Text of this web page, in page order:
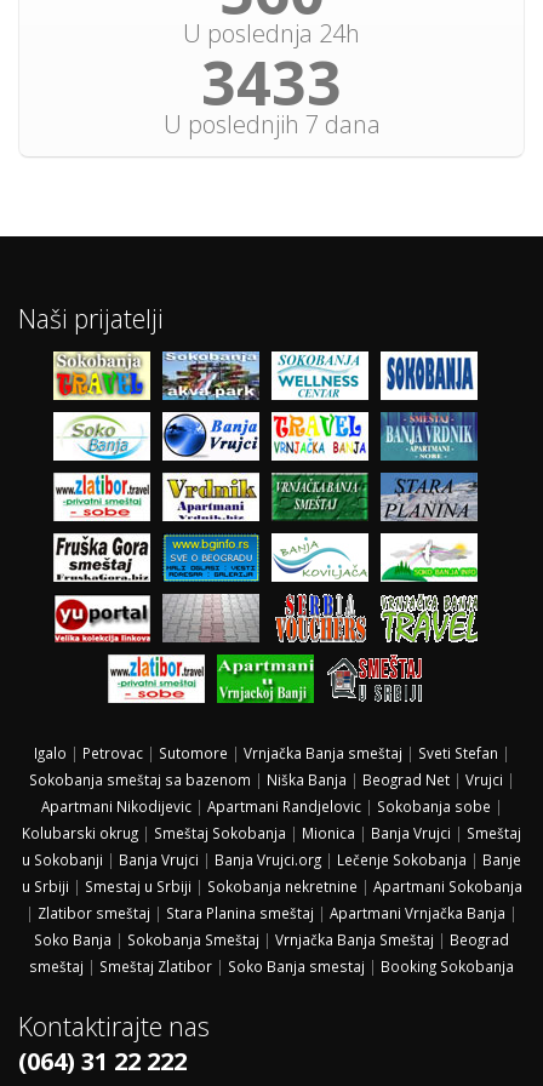
U poslednja 24h
3961
U poslednjih 7 dana
Naši prijatelji
Igalo | Petrovac| Sutomore | Vrnjačka Banja smeštaj | Sveti Stefan |
Sokobanja smeštaj sa bazenom | Niška Banja | Beograd Net| Vrujci |
Apartmani Nikodijevic| Apartmani Randjelovic| Sokobanja sobe |
Kolubarski okrug | Smeštaj Sokobanja | Mionica | Banja Vrujci | Smeštaj
u Sokobanji | Banja Vrujci | Banja Vrujci.org | Lečenje Sokobanja | Banje
u Srbiji | Smestaj u Srbiji | Sokobanja nekretnine | Apartmani Sokobanja
| Zlatibor smeštaj | Stara Planina smeštaj | Apartmani Vrnjačka Banja |
Soko Banja | Sokobanja Smeštaj | Vrnjačka Banja Smeštaj | Beograd
smeštaj | Smeštaj Zlatibor | Soko Banja smestaj | Booking Sokobanja
Kontaktirajte nas
(064) 31 22 222